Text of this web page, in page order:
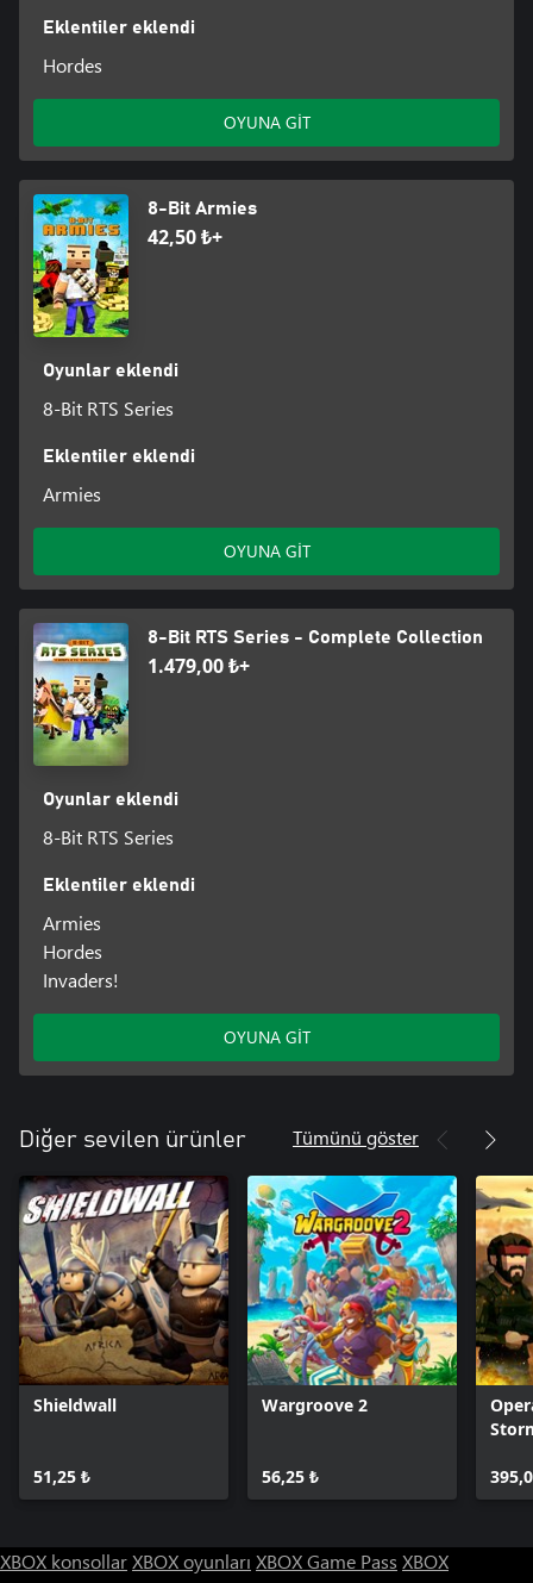
Eklentiler eklendi
Hordes
OYUNA GİT
8-Bit Armies
42,50 ₺+
Oyunlar eklendi
8-Bit RTS Series
Eklentiler eklendi
Armies
OYUNA GİT
8-Bit RTS Series - Complete Collection
1.479,00 ₺+
Oyunlar eklendi
8-Bit RTS Series
Eklentiler eklendi
Armies
Hordes
Invaders!
OYUNA GİT
Diğer sevilen ürünler Tümünü göster
Shieldwall
51,25 ₺
Wargroove 2
56,25 ₺
XBOX konsollarXBOX oyunları XBOX Game Pass XBOX